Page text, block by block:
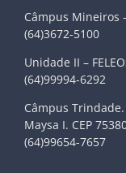
Câmpus Mineiros
(64)3672-5100
Unidade II –
(64)99994-6292
Câmpus
Maysa I. CEP
(64)99654-7657